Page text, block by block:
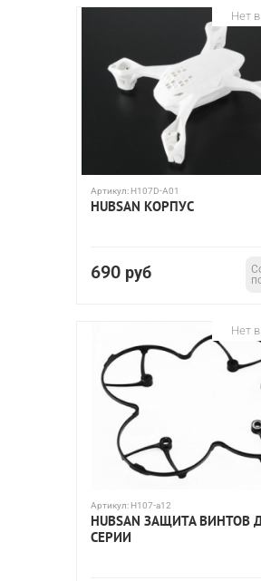
Нет
Артикул: H107D-A01
HUBSAN КОРПУС
690 руб
Нет
Артикул: H107-a12
HUBSAN ЗАЩИТА ВИНТОВ
СЕРИИ